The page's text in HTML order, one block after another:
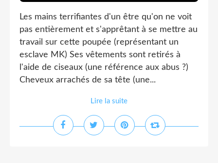
Les mains terrifiantes d'un être qu'on ne voit
pas entièrement et s'apprêtant à se mettre au
travail sur cette poupée (représentant un
esclave MK) Ses vêtements sont retirés à
l'aide de ciseaux (une référence aux abus ?)
Cheveux arrachés de sa tête (une...
Lire la suite